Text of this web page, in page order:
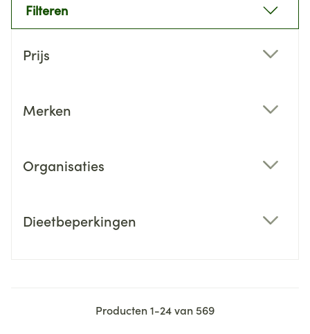
Filteren
Prijs
Merken
Organisaties
Dieetbeperkingen
Producten1-24van569